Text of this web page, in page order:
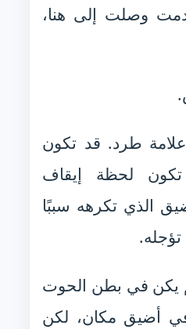
دمت وصلت إلى هنا،
طرد. قد تكون
لحظة إيقاف
الذي تكرهه سببًا
يكن في بطن الحوت
في أضيق مكان، لكن